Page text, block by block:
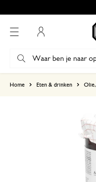
Home Eten & drinken Olie,
3
2
1